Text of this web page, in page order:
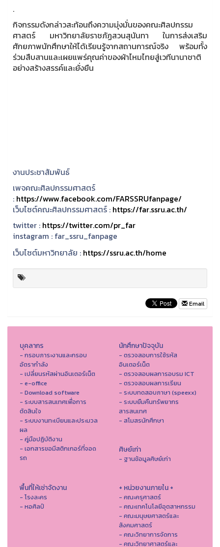
.
กิจกรรมดังกล่าวสะท้อนถึงความมุ่งมั่นของคณะศิลปกรรม
ศาสตร์ มหาวิทยาลัยราชภัฏสวนสุนันทา ในการส่งเสริม
ศักยภาพนักศึกษาให้ได้เรียนรู้จากสถานการณ์จริง พร้อมทั้ง
ร่วมสืบสานและเผยแพร่คุณค่าของผ้าไหมไทยสู่เวทีนานาชาติ
อย่างสร้างสรรค์และยั่งยืน
งานประชาสัมพันธ์
เพจคณะศิลปกรรมศาสตร์
: https://www.facebook.com/FARSSRUfanpage/
เว็บไซต์คณะศิลปกรรมศาสตร์ : https://far.ssru.ac.th/
twitter : https://twitter.com/pr_far
instagram : far_ssru_fanpage
เว็บไซต์มหาวิทยาลัย : https://ssru.ac.th/home
Email
บุคลากร
- กรอบภาระงานและกรอบ
อัตรากำลัง
- เปลี่ยนรหัสผ่านอินเตอร์เน็ต
- e-office
- Download software
- ระบบสารสนเทศเพื่อการ
ตัดสินใจ
- ระบบงานทะเบียนและประมวล
ผล
- คู่มือปฏิบัติงาน
- เอกสารขอมีสติกเกอร์ที่จอด
รถ
นักศึกษาปัจจุบัน
- ตรวจสอบการใช้รหัส
อินเตอร์เน็ต
- ตรวจสอบผลการอบรม ICT
- ตรวจสอบผลการเรียน
- ระบบทดสอบภาษา (speexx)
- ระบบยืมคืนทรัพยากร
สารสนเทศ
- สโมสรนักศึกษา
ศิษย์เก่า
- ฐานข้อมูลศิษย์เก่า
พื้นที่ให้เช่าจัดงาน
- โรงละคร
- หอศิลป์
+ หน่วยงานภายใน +
- คณะครุศาสตร์
- คณะเทคโนโลยีอุตสาหกรรม
- คณะมนุษยศาสตร์และ
สังคมศาสตร์
- คณะวิทยาการจัดการ
- คณะวิทยาศาสตร์และ